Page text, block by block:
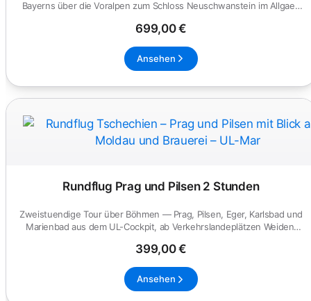
Bayerns über die Voralpen zum Schloss Neuschwanstein im Allgaeu
699,00 €
Ansehen
Rundflug Prag und Pilsen 2 Stunden
Zweistuendige Tour über Böhmen — Prag, Pilsen, Eger, Karlsbad und
Marienbad aus dem UL-Cockpit, ab Verkehrslandeplätzen Weiden,
399,00 €
Ansehen